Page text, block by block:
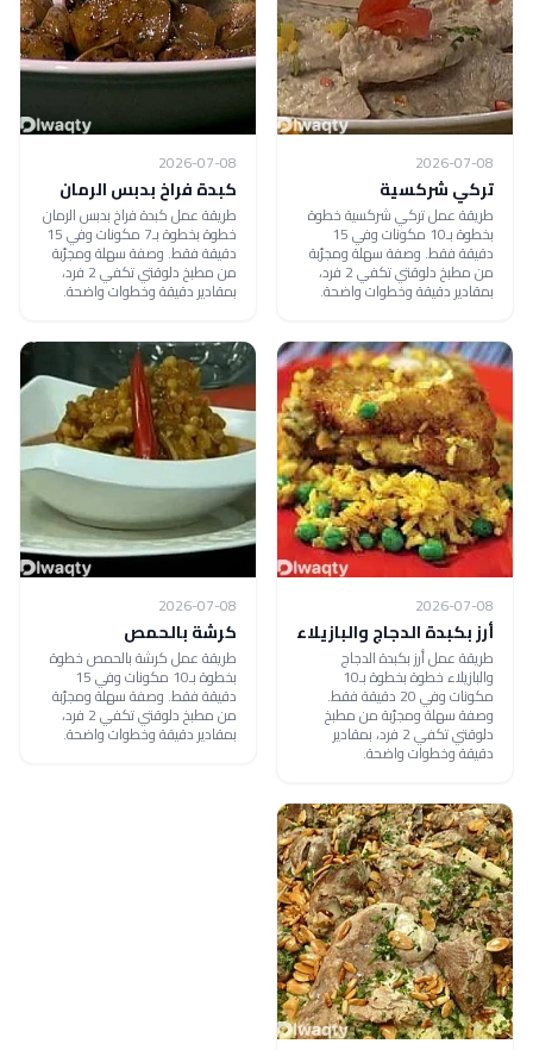
2026-07-08
تركي شركسية
طريقة عمل تركي شركسية خطوة
بخطوة بـ10 مكونات وفي 15
دقيقة فقط. وصفة سهلة ومجرّبة
من مطبخ دلوقتي تكفي 2 فرد،
بمقادير دقيقة وخطوات واضحة.
2026-07-08
كبدة فراخ بدبس الرمان
طريقة عمل كبدة فراخ بدبس الرمان
خطوة بخطوة بـ7 مكونات وفي 15
دقيقة فقط. وصفة سهلة ومجرّبة
من مطبخ دلوقتي تكفي 2 فرد،
بمقادير دقيقة وخطوات واضحة.
2026-07-08
أرز بكبدة الدجاج والبازيلاء
طريقة عمل أرز بكبدة الدجاج
والبازيلاء خطوة بخطوة بـ10
مكونات وفي 20 دقيقة فقط.
وصفة سهلة ومجرّبة من مطبخ
دلوقتي تكفي 2 فرد، بمقادير
دقيقة وخطوات واضحة.
2026-07-08
كرشة بالحمص
طريقة عمل كرشة بالحمص خطوة
بخطوة بـ10 مكونات وفي 15
دقيقة فقط. وصفة سهلة ومجرّبة
من مطبخ دلوقتي تكفي 2 فرد،
بمقادير دقيقة وخطوات واضحة.